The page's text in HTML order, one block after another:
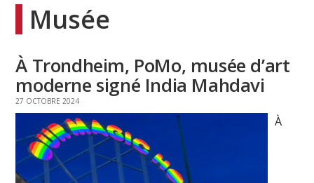
Musée
À Trondheim, PoMo, musée d’art
moderne signé India Mahdavi
27 OCTOBRE 2024
À